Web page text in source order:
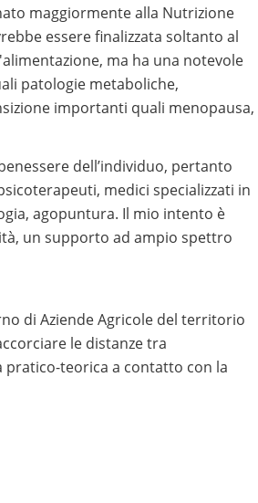
maggiormente alla Nutrizione
essere finalizzata soltanto al
ma ha una notevole
patologie metaboliche,
importanti quali menopausa,
dell’individuo, pertanto
medici specializzati in
agopuntura. Il mio intento è
un supporto ad ampio spettro
di Aziende Agricole del territorio
le distanze tra
teorica a contatto con la